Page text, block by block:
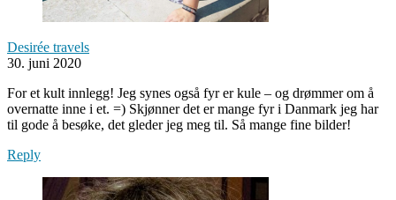
Desirée travels
30. juni 2020
For et kult innlegg! Jeg synes også fyr er kule – og drømmer om å
overnatte inne i et. =) Skjønner det er mange fyr i Danmark jeg har
til gode å besøke, det gleder jeg meg til. Så mange fine bilder!
Reply